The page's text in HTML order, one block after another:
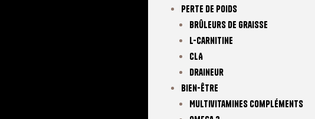
Perte De Poids
Brûleurs De Graisse
L-Carnitine
CLA
Draineur
Bien-Être
Multivitamines Compléments